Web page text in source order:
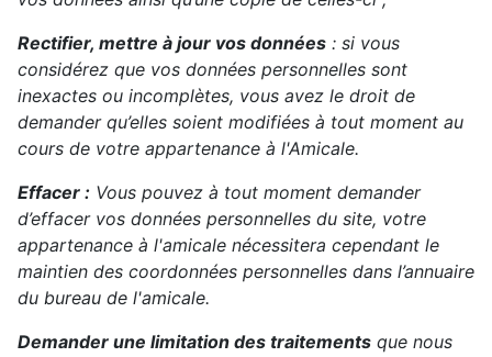
Rectifier, mettre à jour vos données : si vous
considérez que vos données personnelles sont
inexactes ou incomplètes, vous avez le droit de
demander qu’elles soient modifiées à tout moment au
cours de votre appartenance à l'Amicale.
Effacer : Vous pouvez à tout moment demander
d’effacer vos données personnelles du site, votre
appartenance à l'amicale nécessitera cependant le
maintien des coordonnées personnelles dans l’annuaire
du bureau de l'amicale.
Demander une limitation des traitements que nous